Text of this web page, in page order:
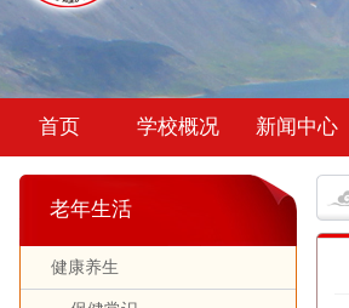
首页 学校概况 新闻中心
老年生活
健康养生